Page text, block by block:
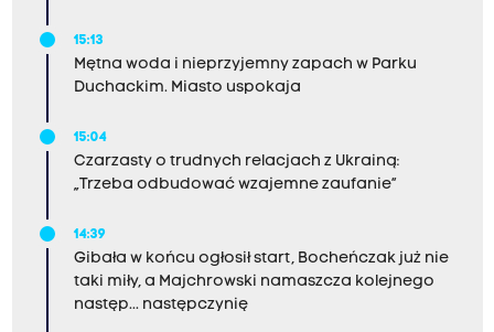
15:13
Mętna woda i nieprzyjemny zapach w Parku
Duchackim. Miasto uspokaja
15:04
Czarzasty o trudnych relacjach z Ukrainą:
„Trzeba odbudować wzajemne zaufanie”
14:39
Gibała w końcu ogłosił start, Bocheńczak już nie
taki miły, a Majchrowski namaszcza kolejnego
następ... następczynię